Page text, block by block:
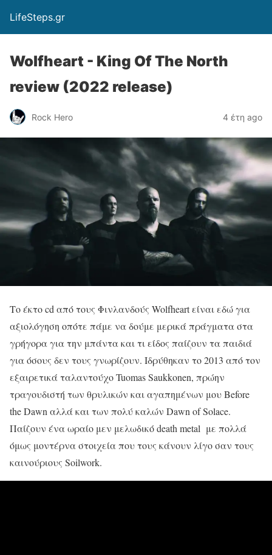
LifeSteps.gr
Wolfheart - King Of The North
review (2022 release)
Rock Hero 4 έτη ago
Το έκτο cd από τους Φινλανδούς Wolfheart είναι εδώ για
αξιολόγηση οπότε πάμε να δούμε μερικά πράγματα στα
γρήγορα για την μπάντα και τι είδος παίζουν τα παιδιά
για όσους δεν τους γνωρίζουν. Ιδρύθηκαν το 2013 από τον
εξαιρετικά ταλαντούχο Tuomas Saukkonen, πρώην
τραγουδιστή των θρυλικών και αγαπημένων μου Before
the Dawn αλλά και των πολύ καλών Dawn of Solace.
Παίζουν ένα ωραίο μεν μελωδικό death metal με πολλά
όμως μοντέρνα στοιχεία που τους κάνουν λίγο σαν τους
καινούριους Soilwork.